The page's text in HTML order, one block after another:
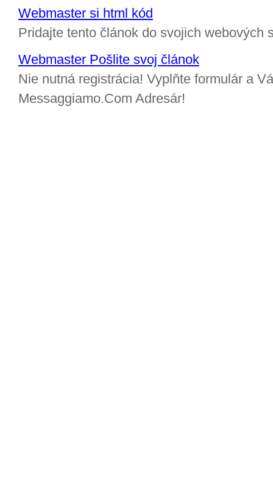
Webmaster si html kód
Pridajte tento článok do svojich webových
Webmaster Pošlite svoj článok
Nie nutná registrácia! Vyplňte formulár a
Messaggiamo.Com Adresár!